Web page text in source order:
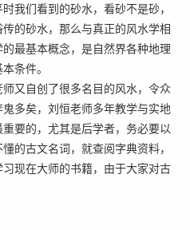
我们看到的砂水，看砂不是砂，
的砂水，那么与真正的风水学相
最基本概念，是自然界各种地理
条件。
又自创了很多名目的风水，令众
多矣，刘恒老师多年教学与实地
要的，尤其是后学者，务必要以
的古文名词，就查阅字典资料，
现在大师的书籍，由于大家对古